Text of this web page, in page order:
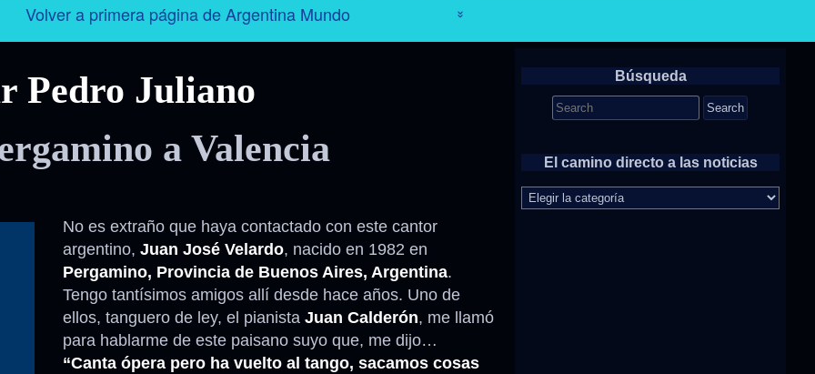
Volver a primera página de Argentina Mundo
Tango
Personajes
Deporte
Radio – Televisión – Cine
Pedro Juliano
a Valencia
No es extraño que haya contactado con este cantor
argentino, Juan José Velardo, nacido en 1982 en
Pergamino, Provincia de Buenos Aires, Argentina.
Tengo tantísimos amigos allí desde hace años. Uno de
ellos, tanguero de ley, el pianista Juan Calderón, me llamó
para hablarme de este paisano suyo que, me dijo…
“Canta ópera pero ha vuelto al tango, sacamos cosas
Búsqueda
Search
for:
El camino directo a las noticias
El
camino